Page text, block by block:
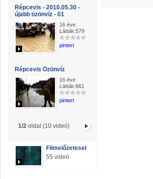
Répcevis - 2010.05.30 -
újabb özönvíz - 01
16 éve
Látták:579
pintert
Répcevis Özönvíz
16 éve
Látták:661
pintert
1/2oldal (10 videó)
Filmelőzetesek
55 videó